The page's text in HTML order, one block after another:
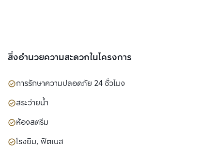
สิ่งอำนวยความสะดวกในโครงการ
การรักษาความปลอดภัย 24 ชั่วโมง
สระว่ายน้ำ
ห้องสตรีม
โรงยิม, ฟิตเนส